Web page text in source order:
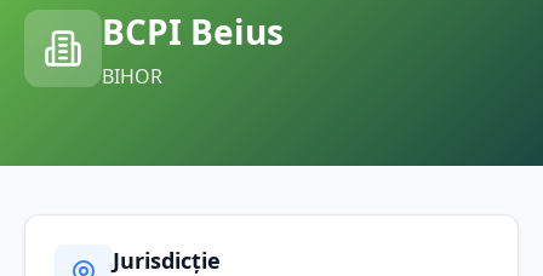
BCPI Beius
BIHOR
Jurisdicție